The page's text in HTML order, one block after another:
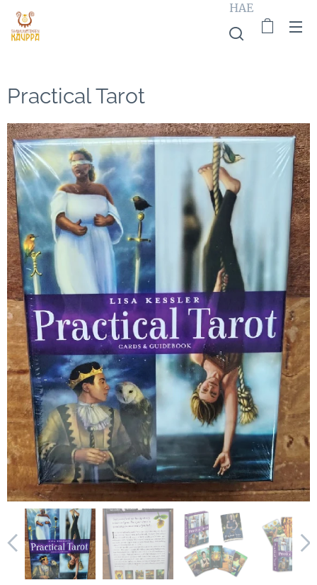
HAE
Practical Tarot